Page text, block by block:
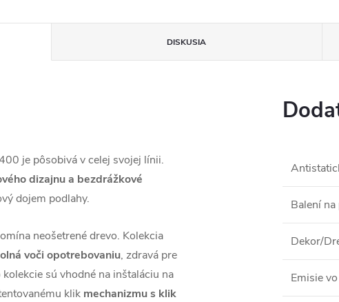
DISKUSIA
je pôsobivá v celej svojej línii.
dizajnu a bezdrážkové
dojem podlahy.
neošetrené drevo. Kolekcia
voči opotrebovaniu, zdravá pre
sú vhodné na inštaláciu na
klik mechanizmu s klik
Balení na
Dekor/
Emisie